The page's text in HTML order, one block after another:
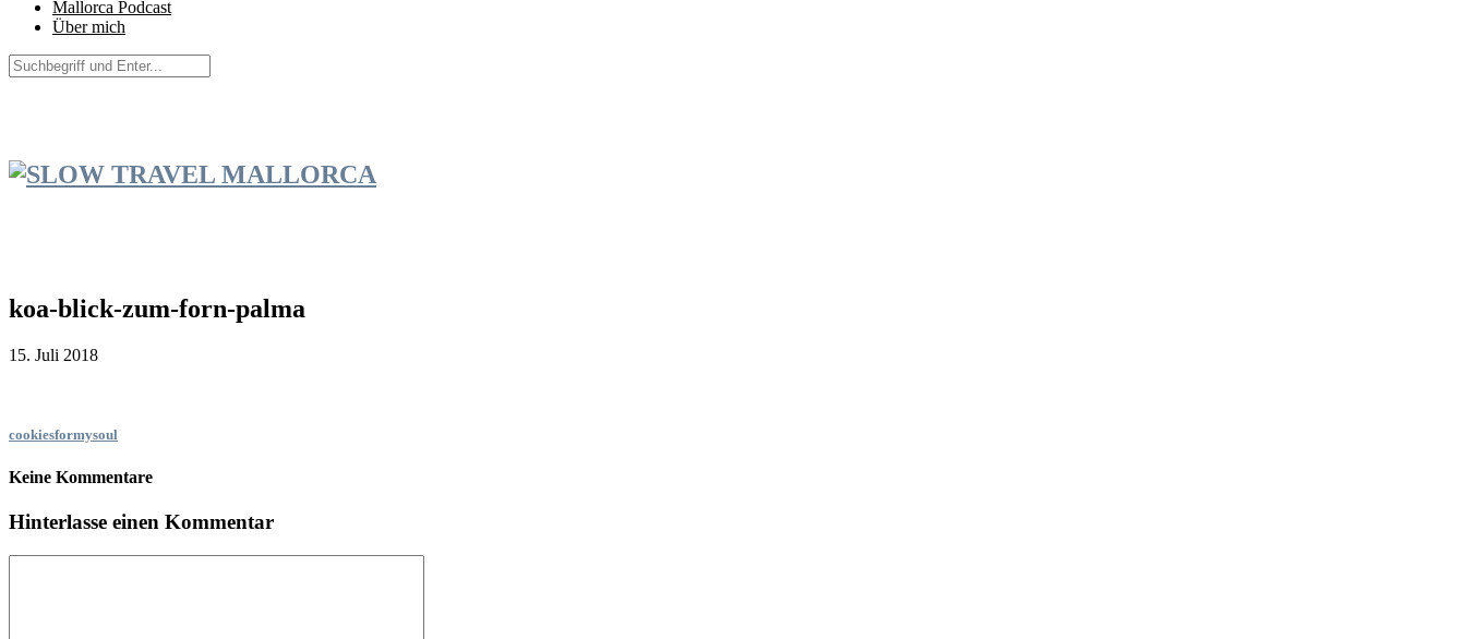
Mallorca Podcast
Über mich
koa-blick-zum-forn-palma
15. Juli 2018
cookiesformysoul
Keine Kommentare
Hinterlasse einen Kommentar